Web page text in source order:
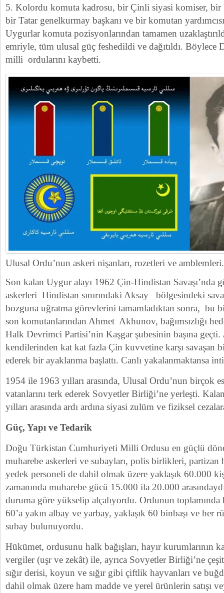
5. Kolordu komuta kadrosu, bir Çinli siyasi komiser, bir
bir Tatar genelkurmay başkanı ve bir komutan
Uygurlar komuta pozisyonlarından tamamen
emriyle, tüm ulusal güç feshedildi ve dağıtıldı.
milli ordularını kaybetti.
Ulusal Ordu’nun askeri nişanları, rozetleri ve amblemleri.
Son kalan Uygur alayı 1962 Çin-Hindistan Savaşı’nda
askerleri Hindistan sınırındaki Aksay bölgesindeki
bozguna uğratma görevlerini tamamladıktan sonra, bu
son komutanlarından Ahmet Akhunov, bağımsızlığı
Halk Devrimci Partisi’nin Kaşgar şubesinin başına geçti.
kendilerinden kat kat fazla Çin kuvvetine karşı savaşan
ederek bir ayaklanma başlattı. Canlı yakalanmaktansa
1954 ile 1963 yılları arasında, Ulusal Ordu’nun birçok
vatanlarını terk ederek Sovyetler Birliği’ne yerleşti.
yılları arasında ardı ardına siyasi zulüm ve fiziksel
Güç, Yapı ve Tedarik
Doğu Türkistan Cumhuriyeti Milli Ordusu en güçlü
muharebe askerleri ve subayları, polis birlikleri,
yedek personeli de dahil olmak üzere yaklaşık 60.000
zamanında muharebe gücü 15.000 ila 20.000
duruma göre yükselip alçalıyordu. Ordunun toplamında
60’a yakın albay ve yarbay, yaklaşık 60 binbaşı ve her
subay bulunuyordu.
Hükümet, ordusunu halk bağışları, hayır kurumlarının
vergiler (uşr ve zekât) ile, ayrıca Sovyetler Birliği’ne
sığır derisi, koyun ve sığır gibi çiftlik hayvanları ve
dahil olmak üzere ham madde ve yerel ürünlerin satışı